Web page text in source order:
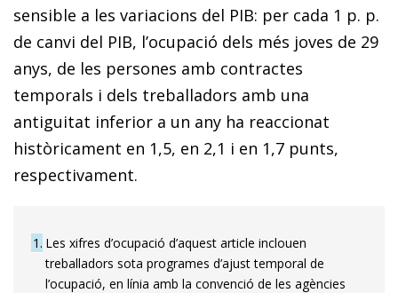
sensible a les variacions del PIB: per cada 1 p. p.
de canvi del PIB, l’ocupació dels més joves de 29
anys, de les persones amb contractes
temporals i dels treballadors amb una
antiguitat inferior a un any ha reaccionat
històricament en 1,5, en 2,1 i en 1,7 punts,
respectivament.
1 Les xifres d’ocupació d’aquest article inclouen
treballadors sota programes d’ajust temporal de
l’ocupació, en línia amb la convenció de les agències